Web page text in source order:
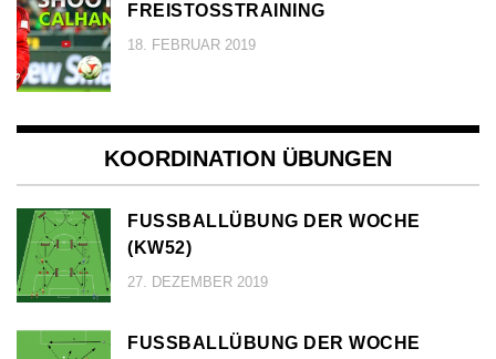
FREISTOSSTRAINING
18. FEBRUAR 2019
KOORDINATION ÜBUNGEN
FUSSBALLÜBUNG DER WOCHE (
KW52)
27. DEZEMBER 2019
FUSSBALLÜBUNG DER WOCHE (